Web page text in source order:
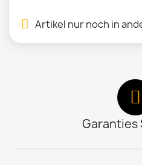
Artikel nur noch in
Garanties